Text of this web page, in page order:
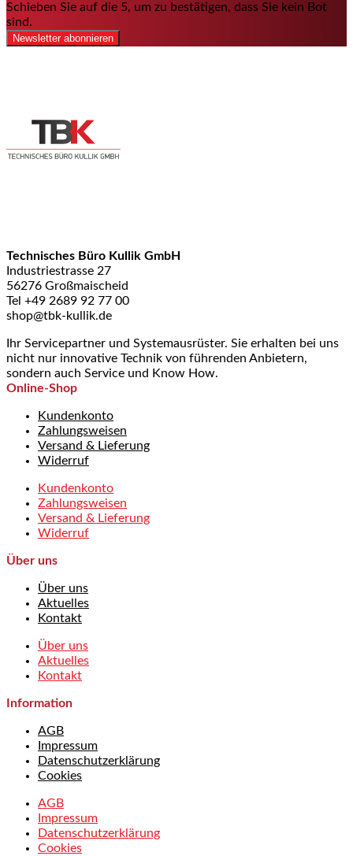
Schieben Sie auf die 5, um zu bestätigen, dass Sie kein Bot
sind.
Newsletter abonnieren
Technisches Büro Kullik GmbH
Industriestrasse 27
56276 Großmaischeid
Tel +49 2689 92 77 00
shop@tbk-kullik.de
Ihr Servicepartner und Systemausrüster. Sie erhalten bei uns
nicht nur innovative Technik von führenden Anbietern,
sondern auch Service und Know How.
Online-Shop
Kundenkonto
Zahlungsweisen
Versand & Lieferung
Widerruf
Kundenkonto
Zahlungsweisen
Versand & Lieferung
Widerruf
Über uns
Über uns
Aktuelles
Kontakt
Über uns
Aktuelles
Kontakt
Information
AGB
Impressum
Datenschutzerklärung
Cookies
AGB
Impressum
Datenschutzerklärung
Cookies